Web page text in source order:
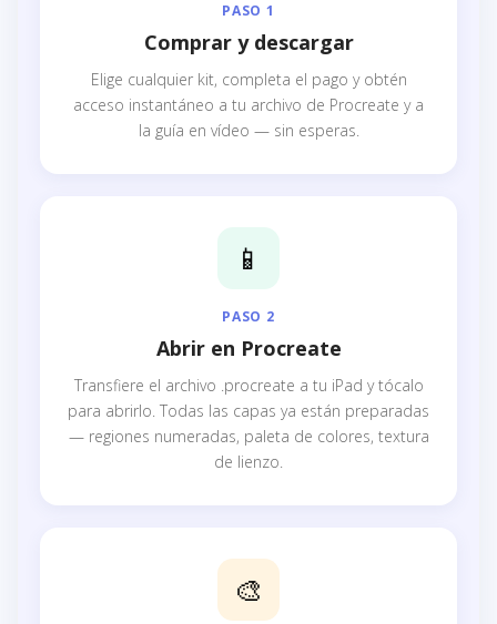
PASO 1
Comprar y descargar
Elige cualquier kit, completa el pago y obtén
acceso instantáneo a tu archivo de Procreate y a
la guía en vídeo — sin esperas.
📱
PASO 2
Abrir en Procreate
Transfiere el archivo .procreate a tu iPad y tócalo
para abrirlo. Todas las capas ya están preparadas
— regiones numeradas, paleta de colores, textura
de lienzo.
🎨